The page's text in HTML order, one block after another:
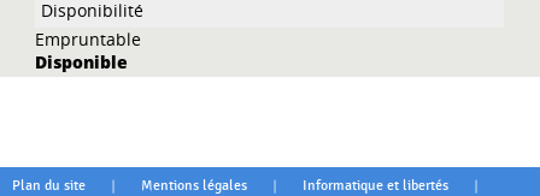
Empruntable
Disponible
Plan du site | Mentions légales | Informatique et libertés |